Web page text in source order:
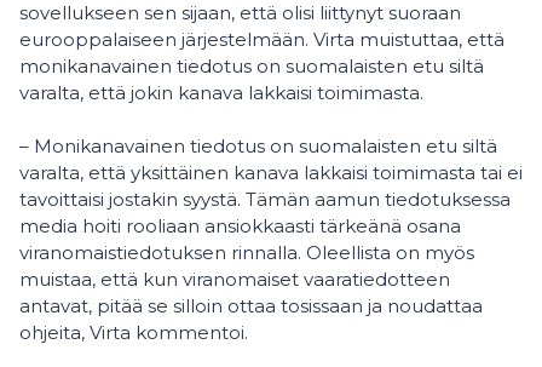
sovellukseen sen sijaan, että olisi liittynyt suoraan
eurooppalaiseen järjestelmään. Virta muistuttaa, että
monikanavainen tiedotus on suomalaisten etu siltä
varalta, että jokin kanava lakkaisi toimimasta.
– Monikanavainen tiedotus on suomalaisten etu siltä
varalta, että yksittäinen kanava lakkaisi toimimasta tai ei
tavoittaisi jostakin syystä. Tämän aamun tiedotuksessa
media hoiti rooliaan ansiokkaasti tärkeänä osana
viranomaistiedotuksen rinnalla. Oleellista on myös
muistaa, että kun viranomaiset vaaratiedotteen
antavat, pitää se silloin ottaa tosissaan ja noudattaa
ohjeita, Virta kommentoi.